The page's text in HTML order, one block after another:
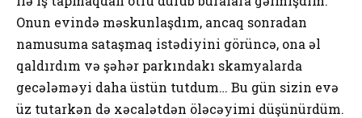
Onun evində məskunlaşdım, ancaq sonradan
namusuma sataşmaq istədiyini görüncə, ona əl
qaldırdım və şəhər parkındakı skamyalarda
gecələməyi daha üstün tutdum… Bu gün sizin evə
üz tutarkən də xəcalətdən öləcəyimi düşünürdüm.